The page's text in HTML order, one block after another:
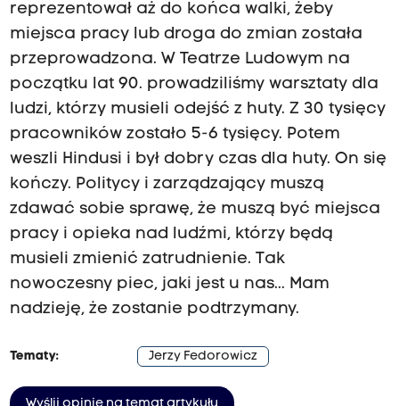
reprezentował aż do końca walki, żeby
miejsca pracy lub droga do zmian została
przeprowadzona. W Teatrze Ludowym na
początku lat 90. prowadziliśmy warsztaty dla
ludzi, którzy musieli odejść z huty. Z 30 tysięcy
pracowników zostało 5-6 tysięcy. Potem
weszli Hindusi i był dobry czas dla huty. On się
kończy. Politycy i zarządzający muszą
zdawać sobie sprawę, że muszą być miejsca
pracy i opieka nad ludźmi, którzy będą
musieli zmienić zatrudnienie. Tak
nowoczesny piec, jaki jest u nas... Mam
nadzieję, że zostanie podtrzymany.
Tematy: Jerzy Fedorowicz